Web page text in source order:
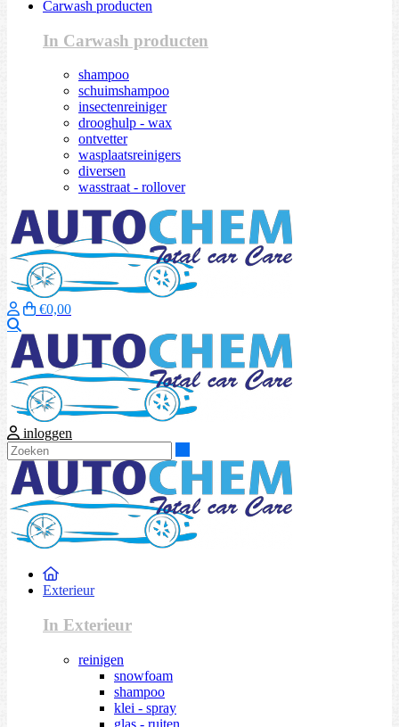
Carwash producten
In Carwash producten
shampoo
schuimshampoo
insectenreiniger
drooghulp - wax
ontvetter
wasplaatsreinigers
diversen
wasstraat - rollover
€0,00
inloggen
Exterieur
In Exterieur
reinigen
snowfoam
shampoo
klei - spray
glas - ruiten